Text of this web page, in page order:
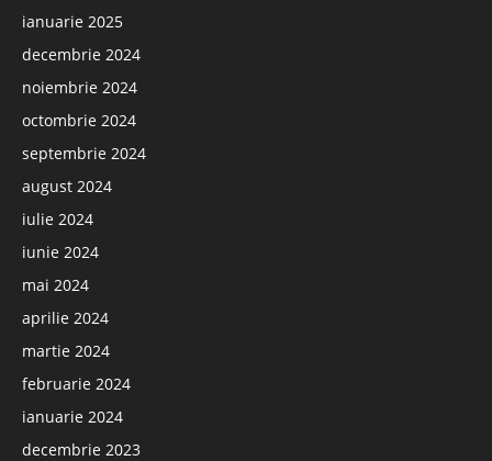
ianuarie 2025
decembrie 2024
noiembrie 2024
octombrie 2024
septembrie 2024
august 2024
iulie 2024
iunie 2024
mai 2024
aprilie 2024
martie 2024
februarie 2024
ianuarie 2024
decembrie 2023